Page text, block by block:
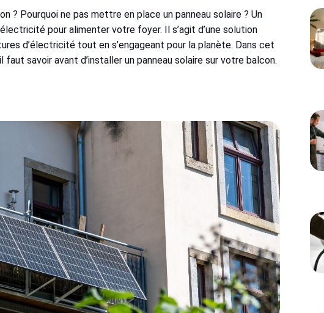
? Pourquoi ne pas mettre en place un panneau solaire ? Un
pour alimenter votre foyer. Il s’agit d’une solution
d’électricité tout en s’engageant pour la planète. Dans cet
savoir avant d’installer un panneau solaire sur votre balcon.